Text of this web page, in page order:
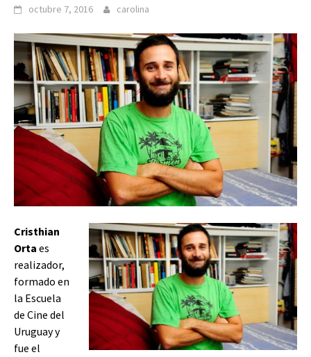
octubre 7, 2016 carolina
Cristhian
Orta es
realizador,
formado en
la Escuela
de Cine del
Uruguay y
fue el